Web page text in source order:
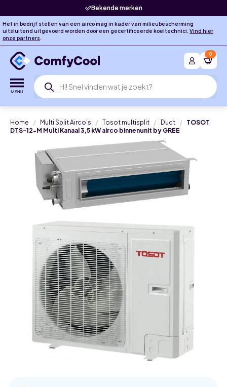
Bekende merken
Het in bedrijf stellen van een airco mag in kader van milieubescherming
uitsluitend uitgevoerd worden door een gecertificeerde koeltechnici. Vind hier
onze partners.
Producten
zoeken
0
Home Multi Split Airco's Tosot multisplit Duct
TOSOT
DTS-12-M Multi Kanaal 3,5 kW airco binnenunit by GREE